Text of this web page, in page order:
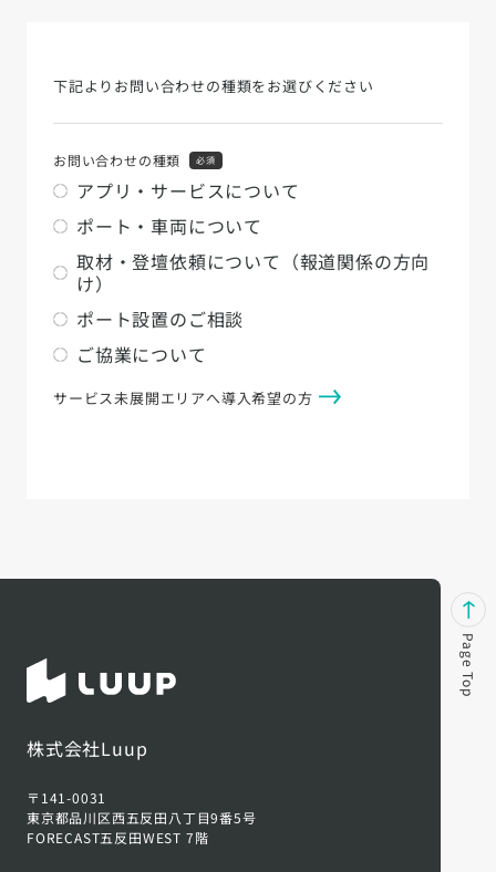
下記よりお問い合わせの種類をお選びください
お問い合わせの種類 必須
アプリ・サービスについて
ポート・車両について
取材・登壇依頼について（報道関係の方向
け）
ポート設置のご相談
ご協業について
サービス未展開エリアへ導入希望の方
株式会社Luup
〒141-0031
東京都品川区西五反田八丁目9番5号
FORECAST五反田WEST 7階
Page Top